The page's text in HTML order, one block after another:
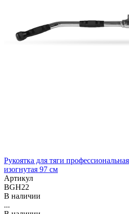
Рукоятка для тяги
изогнутая 97 см
Артикул
BGH22
В наличии
...